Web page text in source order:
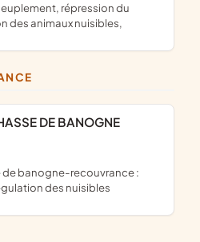
des animaux nuisibles,
des nuisibles